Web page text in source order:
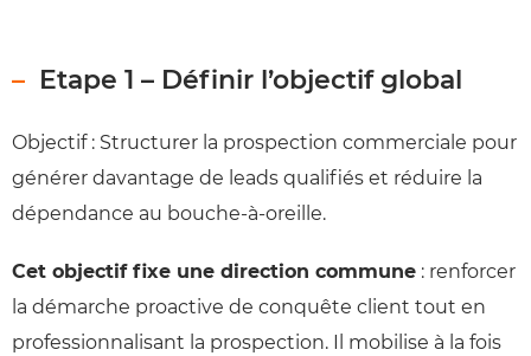
Etape 1 – Définir l’objectif global
Objectif : Structurer la prospection commerciale pour
générer davantage de leads qualifiés et réduire la
dépendance au bouche-à-oreille.
Cet objectif fixe une direction commune : renforcer
la démarche proactive de conquête client tout en
professionnalisant la prospection. Il mobilise à la fois